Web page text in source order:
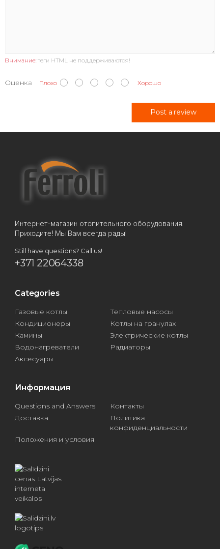
Внимание: теги HTML не поддерживаются!
Оценка Плохо Хорошо
Post a review
Интернет-магазин отопительного оборудования.
Приходите! Мы Вам всегда рады!
Still have questions? Call us!
+371 22064338
Categories
Газовые котлы
Тепловые насосы
Кондиционеры
Котлы на гранулах
Камины
Электрические котлы
Водонагреватели
Радиаторы
Аксесуары
Информация
Questions and Answers
Контакты
Доставка
Политика
конфиденциальности
Положения и условия